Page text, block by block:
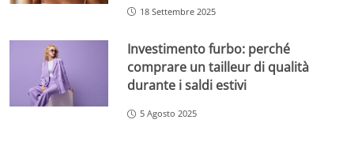
18 Settembre 2025
Investimento furbo: perché
comprare un tailleur di qualità
durante i saldi estivi
5 Agosto 2025